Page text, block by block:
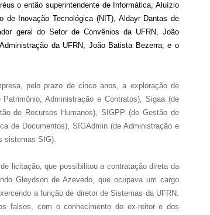
o então superintendente de Informática, Aluízio
de Inovação Tecnológica (NIT), Aldayr Dantas de
geral do Setor de Convênios da UFRN, João
da UFRN, João Batista Bezerra; e o
pelo prazo de cinco anos, a exploração de
Administração e Contratos), Sigaa (de
de Recursos Humanos), SIGPP (de Gestão de
de Documentos), SIGAdmin (de Administração e
sistemas SIG).
licitação, que possibilitou a contratação direta da
Gleydson de Azevedo, que ocupava um cargo
a função de diretor de Sistemas da UFRN.
falsos, com o conhecimento do ex-reitor e dos